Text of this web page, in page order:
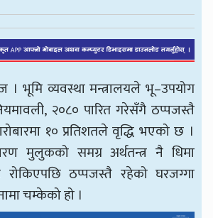
। भूमि व्यवस्था मन्त्रालयले भू–उपयोग
२०८० पारित गरेसँगै ठप्पजस्तै
१० प्रतिशतले वृद्धि भएको छ ।
मुलुकको समग्र अर्थतन्त्र नै धिमा
रोकिएपछि ठप्पजस्तै रहेको घरजग्गा
चम्केको हो ।